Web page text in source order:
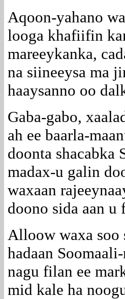
Aqoon-yahano
looga khafiifin
mareeykanka,
na siineeysa ma
haaysanno oo
Gaba-gabo,
ah ee baarla-
doonta shacabka
madax-u galin
waxaan
doono sida aan u
Alloow waxa soo
hadaan
nagu filan ee
mid kale ha